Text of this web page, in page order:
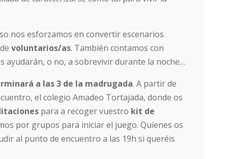
nos esforzamos en convertir escenarios
voluntarios/as. También contamos con
ayudarán, o no, a sobrevivir durante la noche…
a las 3 de la madrugada. A partir de
el colegio Amadeo Tortajada, donde os
para a recoger vuestro kit de
por grupos para iniciar el juego. Quienes os
al punto de encuentro a las 19h si queréis